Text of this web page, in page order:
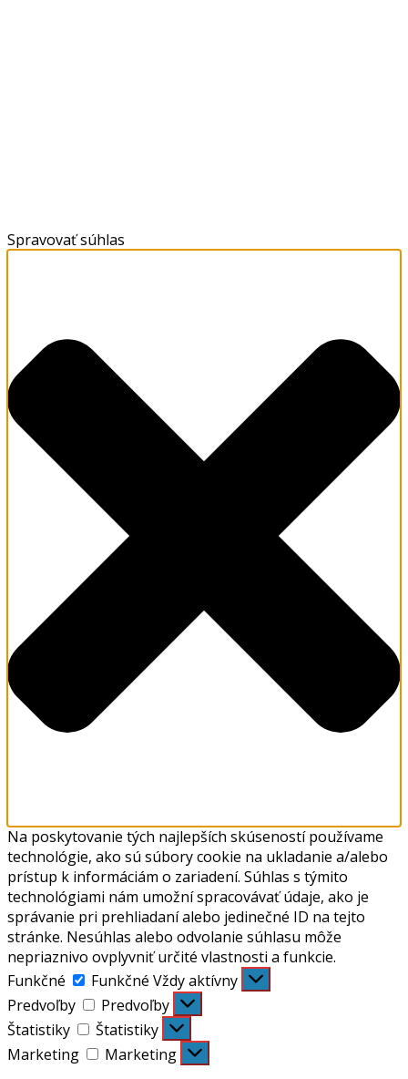
Spravovať súhlas
Na poskytovanie tých najlepších skúseností používame
technológie, ako sú súbory cookie na ukladanie a/alebo
prístup k informáciám o zariadení. Súhlas s týmito
technológiami nám umožní spracovávať údaje, ako je
správanie pri prehliadaní alebo jedinečné ID na tejto
stránke. Nesúhlas alebo odvolanie súhlasu môže
nepriaznivo ovplyvniť určité vlastnosti a funkcie.
Funkčné
Funkčné Vždy aktívny
Predvoľby
Predvoľby
Štatistiky
Štatistiky
Marketing
Marketing